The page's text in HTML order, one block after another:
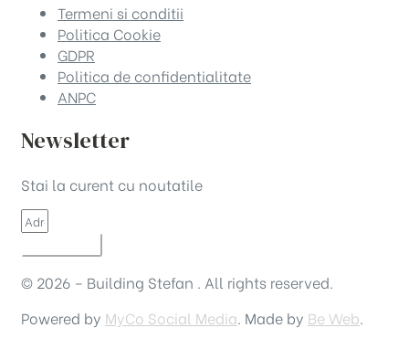
Termeni si conditii
Politica Cookie
GDPR
Politica de confidentialitate
ANPC
Newsletter
Stai la curent cu noutatile
© 2026 – Building Stefan . All rights reserved.
Powered by MyCo Social Media. Made by Be Web.